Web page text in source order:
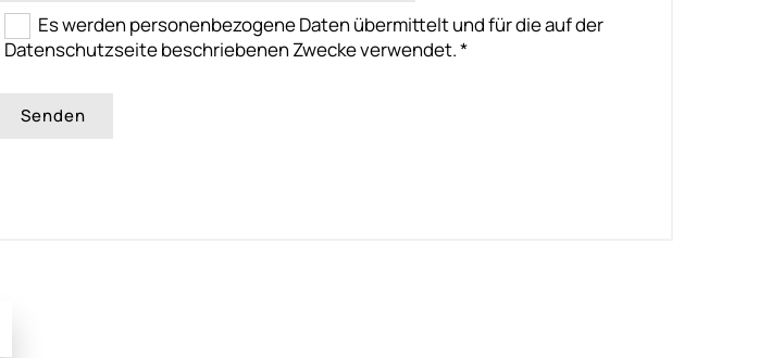
Es werden personenbezogene Daten übermittelt und für die auf der
Datenschutzseite beschriebenen Zwecke verwendet. *